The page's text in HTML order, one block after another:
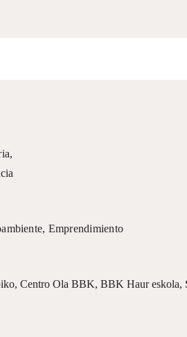
,
, Emprendimiento
Centro Ola BBK, BBK Haur eskola,